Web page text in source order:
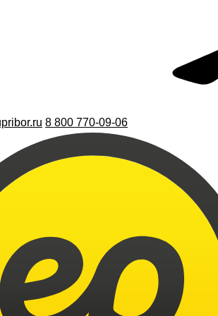
8 800 770-09-06